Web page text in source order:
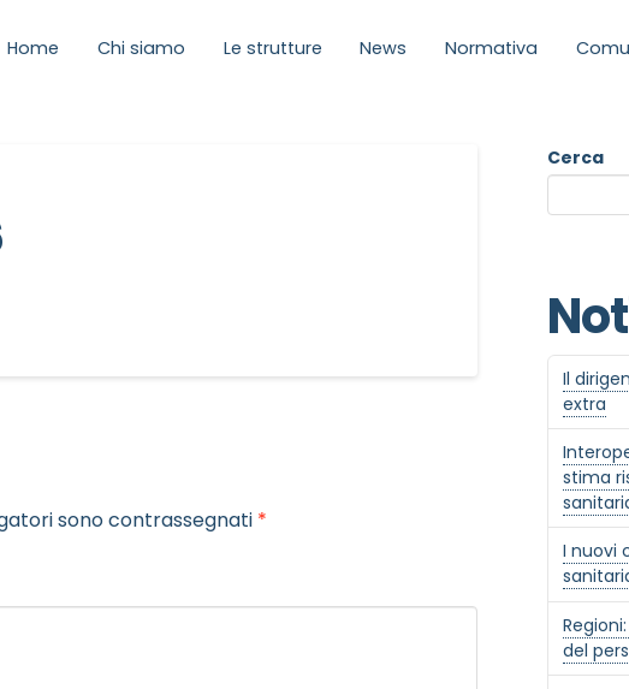
Home Chi siamo Le strutture News Normativa
sono contrassegnati *
Cerca
Il
extra
stima
I nuovi
del